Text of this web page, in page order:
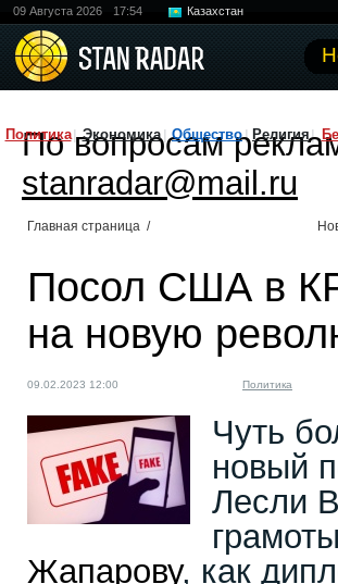
09 Августа 2026 17:54 Казахстан
Политика Экономика Общество Религия
По вопросам
stanradar@mail.ru
Главная страница /
Посол США в
на новую
09.02.2023 12:00 Политика
Чуть
новый
Лесли
Жапарову, как